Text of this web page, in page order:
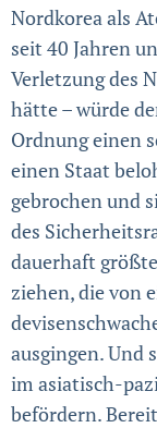
Nordkorea als
seit 40 Jahren
Verletzung des
hätte – würde
Ordnung einen
einen Staat
gebrochen und
des
dauerhaft
ziehen, die von
aus­gingen. Und
im asiatisch-
befördern.